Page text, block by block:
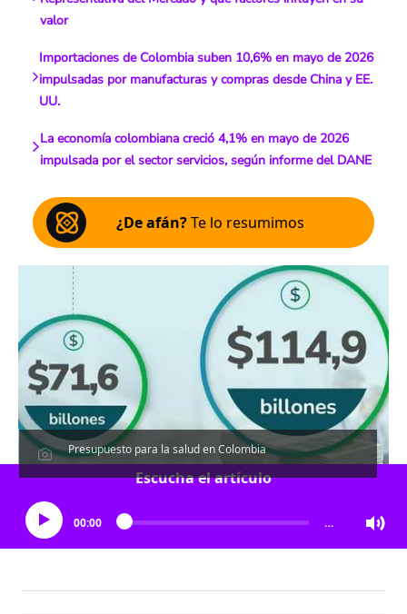
valor
Importaciones de Colombia suben 10,6% en mayo de 2026
impulsadas por manufacturas y compras desde China y EE.
UU.
La economía colombiana creció 4,1% en mayo de 2026
impulsada por el sector servicios, según informe del DANE
¿De afán?Te lo resumimos
Presupuesto para la salud en Colombia
Escucha el artículo
00:00 …